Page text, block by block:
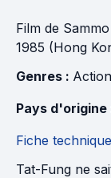
Film de
1985 (Hong
Genres : Action
Pays d'origine
Fiche technique
Tat-Fung ne